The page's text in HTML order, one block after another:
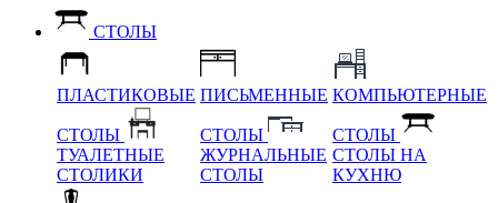
СТОЛЫ
ПЛАСТИКОВЫЕ
СТОЛЫ
ТУАЛЕТНЫЕ
СТОЛИКИ
ПИСЬМЕННЫЕ
СТОЛЫ
ЖУРНАЛЬНЫЕ
СТОЛЫ
КОМПЬЮТЕРНЫЕ
СТОЛЫ
СТОЛЫ НА
КУХНЮ